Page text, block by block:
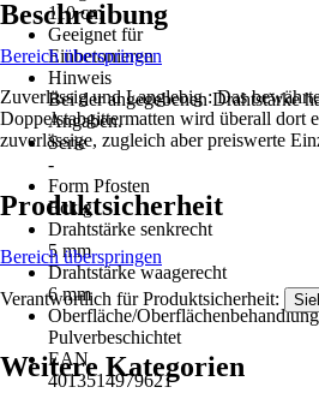
110 cm
Geeignet für
Einbetonieren
Hinweis
Bei der angegebenen Drahtstärke
Angaben.
Serie
-
Form Pfosten
Eckig
Drahtstärke senkrecht
5 mm
Drahtstärke waagerecht
6 mm
Oberfläche/Oberflächenbehandlung
Pulverbeschichtet
EAN
4013514979621
Beschreibung
Bereich überspringen
Zuverlässig und Langlebig : Das
Doppelstabgittermatten wird überall dort
zuverlässige, zugleich aber preiswerte
Produktsicherheit
Bereich überspringen
Verantwortlich für Produktsicherheit:
Weitere Kategorien